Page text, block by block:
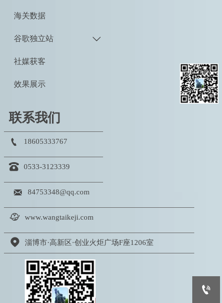
海关数据
谷歌独立站 
社媒获客
效果展示
联系我们
 18605333767
 0533-3123339
 84753348@qq.com
 www.wangtaikeji.com
 淄博市·高新区·创业火炬广场F座1206室
